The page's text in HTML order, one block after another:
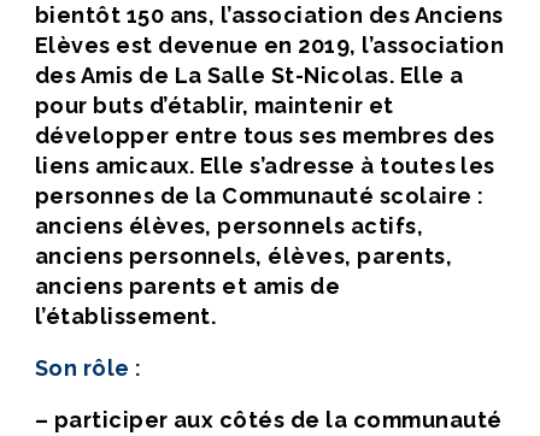
bientôt 150 ans, l’association des Anciens
Elèves est devenue en 2019, l’association
des Amis de La Salle St-Nicolas. Elle a
pour buts d’établir, maintenir et
développer entre tous ses membres des
liens amicaux. Elle s’adresse à toutes les
personnes de la Communauté scolaire :
anciens élèves, personnels actifs,
anciens personnels, élèves, parents,
anciens parents et amis de
l’établissement.
Son rôle :
– participer aux côtés de la communauté